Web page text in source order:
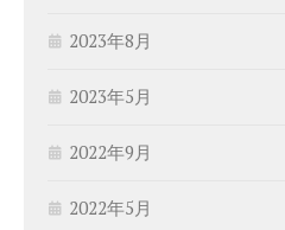
2023年8月
2023年5月
2022年9月
2022年5月